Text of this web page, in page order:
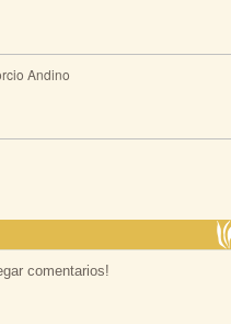
Andino
comentarios!